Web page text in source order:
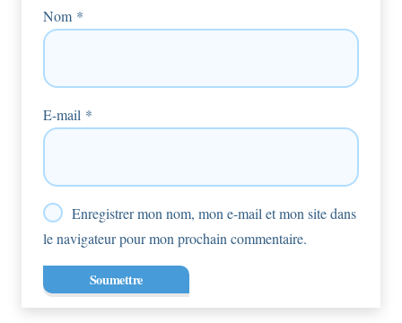
Nom *
E-mail *
Enregistrer mon nom, mon e-mail et mon site dans
le navigateur pour mon prochain commentaire.